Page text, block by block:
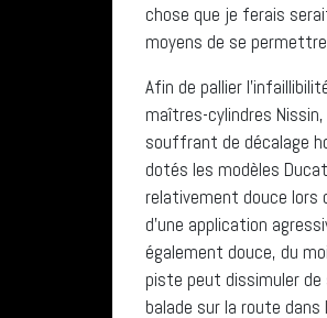
chose que je ferais
moyens de se
Afin de pallier
maîtres-cylindres
souffrant de décalage
dotés les modèles
relativement douce lors
d’une application
également douce, du
piste peut dissimuler
balade sur la route